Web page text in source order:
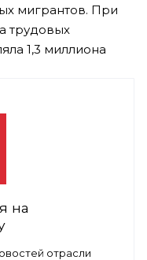
мигрантов. При
трудовых
1,3 миллиона
на
отрасли